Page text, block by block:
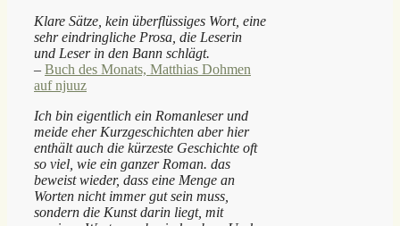
Klare Sätze, kein überflüssiges Wort, eine
sehr eindringliche Prosa, die Leserin
und Leser in den Bann schlägt.
– Buch des Monats, Matthias Dohmen
auf njuuz
Ich bin eigentlich ein Romanleser und
meide eher Kurzgeschichten aber hier
enthält auch die kürzeste Geschichte oft
so viel, wie ein ganzer Roman. das
beweist wieder, dass eine Menge an
Worten nicht immer gut sein muss,
sondern die Kunst darin liegt, mit